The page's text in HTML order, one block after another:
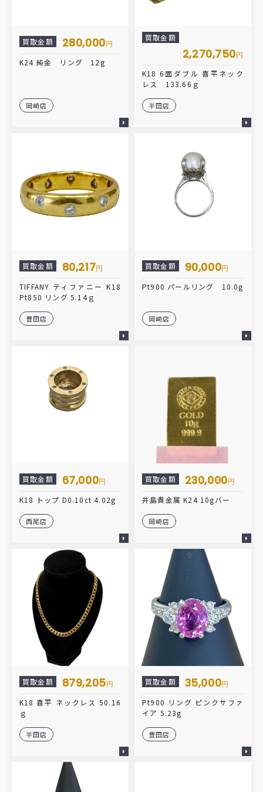
買取金額 280,000円
K24 純金 リング 12g
岡崎店
買取金額
2,270,750円
K18 6面ダブル 喜平ネック
レス 133.66ｇ
半田店
買取金額 80,217円
TIFFANY ティファニー K18
Pt850 リング 5.14ｇ
豊田店
買取金額 90,000円
Pt900 パールリング 10.0g
岡崎店
買取金額 67,000円
K18 トップ D0.10ct 4.02g
西尾店
買取金額 230,000円
井島貴金属 K24 10gバー
岡崎店
買取金額 879,205円
K18 喜平 ネックレス 50.16
ｇ
半田店
買取金額 35,000円
Pt900 リング ピンクサファ
イア 5.23g
豊田店